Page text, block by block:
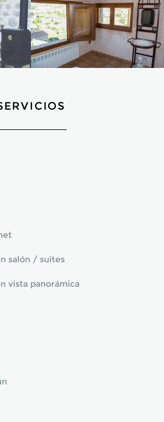
salón / suites
vista panorámica